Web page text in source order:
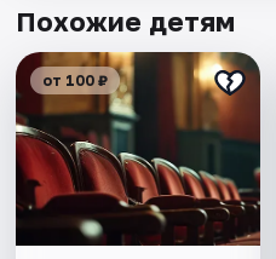
Похожие детям
от 100 ₽